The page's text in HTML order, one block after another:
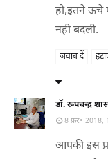
हो,इतने ऊचे
नही बदली.
जवाब दें
डॉ. रूपचन्द्र
8 फ़र॰ 2018,
आपकी इस